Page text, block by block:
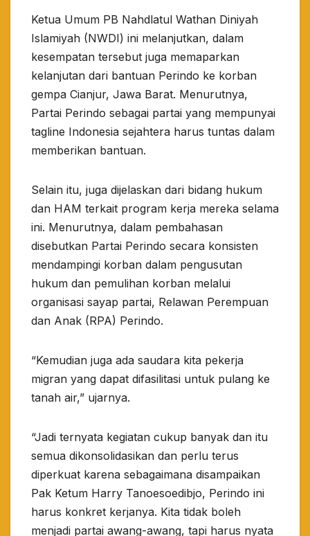
Ketua Umum PB Nahdlatul Wathan Diniyah
Islamiyah (NWDI) ini melanjutkan, dalam
kesempatan tersebut juga memaparkan
kelanjutan dari bantuan Perindo ke korban
gempa Cianjur, Jawa Barat. Menurutnya,
Partai Perindo sebagai partai yang mempunyai
tagline Indonesia sejahtera harus tuntas dalam
memberikan bantuan.
Selain itu, juga dijelaskan dari bidang hukum
dan HAM terkait program kerja mereka selama
ini. Menurutnya, dalam pembahasan
disebutkan Partai Perindo secara konsisten
mendampingi korban dalam pengusutan
hukum dan pemulihan korban melalui
organisasi sayap partai, Relawan Perempuan
dan Anak (RPA) Perindo.
“Kemudian juga ada saudara kita pekerja
migran yang dapat difasilitasi untuk pulang ke
tanah air,” ujarnya.
“Jadi ternyata kegiatan cukup banyak dan itu
semua dikonsolidasikan dan perlu terus
diperkuat karena sebagaimana disampaikan
Pak Ketum Harry Tanoesoedibjo, Perindo ini
harus konkret kerjanya. Kita tidak boleh
menjadi partai awang-awang, tapi harus nyata